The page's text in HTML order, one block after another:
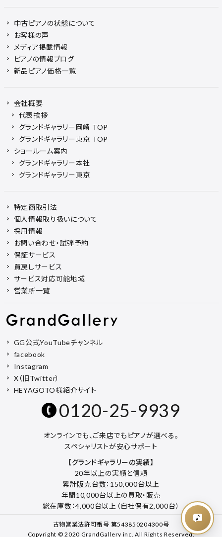
中古ピアノの状態について
お客様の声
メディア掲載情報
ピアノの情報ブログ
新品ピアノ価格一覧
会社概要
代表挨拶
グランドギャラリー岡崎 TOP
グランドギャラリー東京 TOP
ショールーム案内
グランドギャラリー本社
グランドギャラリー東京
特定商取引法
個人情報取り扱いについて
採用情報
お問い合わせ・試弾予約
保証サービス
買戻しサービス
サービス対応可能地域
営業所一覧
GG公式YouTubeチャンネル
facebook
Instagram
X（旧Twitter）
HEYAGOTO様紹介サイト
0120-25-9939
オンラインでも、ご来店でもピアノが選べる。
スペシャリストが安心サポート
【グランドギャラリーの実績】
20年以上の実績と信頼
累計販売台数：150,000台以上
年間10,000台以上の買取・販売
総在庫数：4,000台以上（自社保有2,000台）
古物営業法許可番号 第543850204300号
Copyright © 2020 GrandGallery inc. All Rights Reserved.